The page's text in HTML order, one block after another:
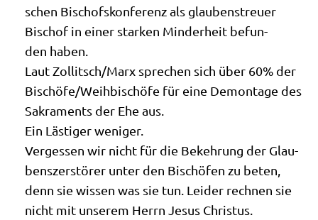
schen Bischofs­kon­fe­renz als glau­bens­treu­er
Bischof in einer star­ken Min­der­heit befun­
den haben.
Laut Zollitsch/​Marx spre­chen sich über 60% der
Bischöfe/​Weihbischöfe für eine Demon­ta­ge des
Sakra­ments der Ehe aus.
Ein Lästi­ger weniger.
Ver­ges­sen wir nicht für die Bekeh­rung der Glau­
bens­zer­stö­rer unter den Bischö­fen zu beten,
denn sie wis­sen was sie tun. Lei­der rech­nen sie
nicht mit unse­rem Herrn Jesus Christus.